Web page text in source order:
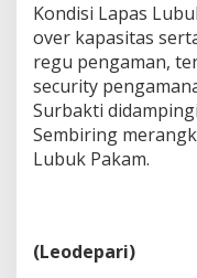
Kondisi Lapas
over kapasitas
regu pengaman,
security
Surbakti
Sembiring
Lubuk Pakam.
(Leodepari)